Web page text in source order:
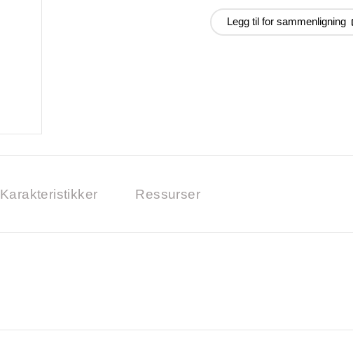
Legg til for sammenligning
Karakteristikker Ressurser